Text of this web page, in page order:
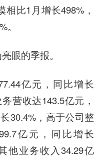
比1月增长498%，
眼的季报。
亿元，同比增长
营收达143.5亿元，
30.4%，高于公司整
亿元，同比增长
他业务收入34.29亿